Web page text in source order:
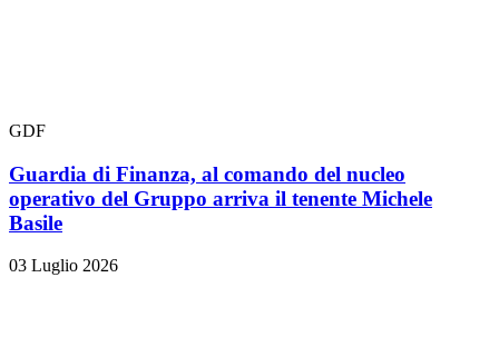
GDF
Guardia di Finanza, al comando del nucleo
operativo del Gruppo arriva il tenente Michele
Basile
03 Luglio 2026